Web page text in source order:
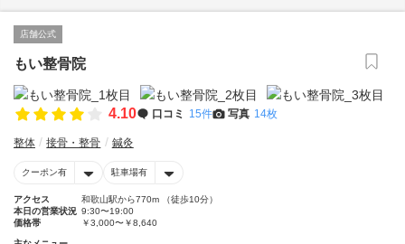
店舗公式
もい整骨院
4.10 口コミ 15件 写真 14枚
整体 接骨・整骨 鍼灸
クーポン有 駐車場有
アクセス
和歌山駅から770m （徒歩10分）
本日の営業状況 9:30〜19:00
価格帯
￥3,000〜￥8,640